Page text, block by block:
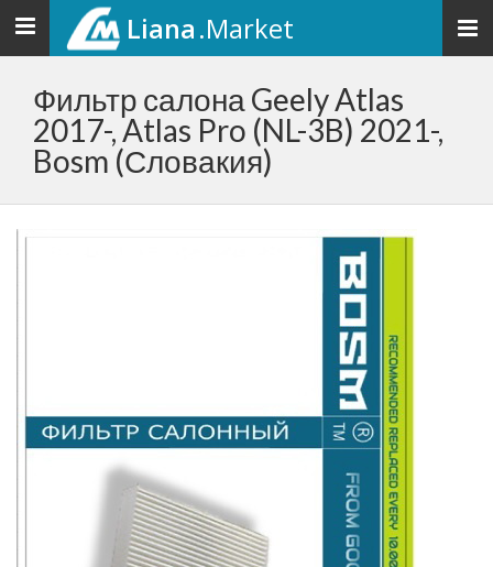
Toggle
navigation
Liana.Market
Фильтр салона Geely Atlas
2017-, Atlas Pro (NL-3B) 2021-,
Bosm (Словакия)